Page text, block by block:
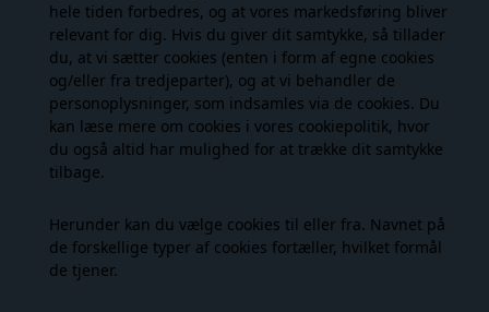
hele tiden forbedres, og at vores markedsføring bliver
relevant for dig. Hvis du giver dit samtykke, så tillader
du, at vi sætter cookies (enten i form af egne cookies
og/eller fra tredjeparter), og at vi behandler de
personoplysninger, som indsamles via de cookies. Du
kan læse mere om cookies i vores cookiepolitik, hvor
du også altid har mulighed for at trække dit samtykke
tilbage.
Herunder kan du vælge cookies til eller fra. Navnet på
de forskellige typer af cookies fortæller, hvilket formål
de tjener.
Måske er du også interesseret i
følgende produkter
NYHED - 25%